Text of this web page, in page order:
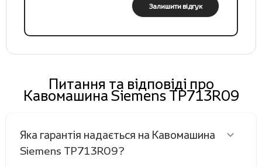
Залишити відгук
Питання та відповіді про
Кавомашина Siemens TP713R09
Яка гарантія надається на Кавомашина
Siemens TP713R09?